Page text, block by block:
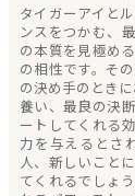
タイガーアイと
ンスをつかむ、
の本質を見極め
の相性です。そ
の決め手のとき
養い、最良の決
ートしてくれる
力を与えるとさ
人、新しいこと
てくれるでしょ